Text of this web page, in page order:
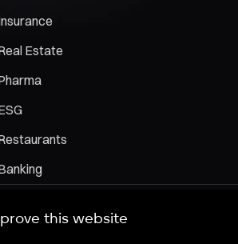
Estate
this website